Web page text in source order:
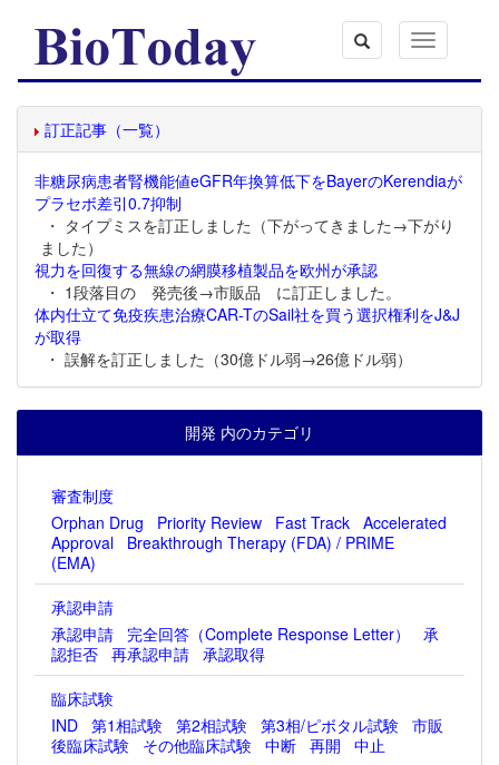
Toggle
navigation
訂正記事（一覧）
非糖尿病患者腎機能値eGFR年換算低下をBayerのKerendiaが
プラセボ差引0.7抑制
・ タイプミスを訂正しました（下がってきました→下がり
ました）
視力を回復する無線の網膜移植製品を欧州が承認
・ 1段落目の 発売後→市販品 に訂正しました。
体内仕立て免疫疾患治療CAR-TのSail社を買う選択権利をJ&J
が取得
・ 誤解を訂正しました（30億ドル弱→26億ドル弱）
開発 内のカテゴリ
審査制度
Orphan Drug
Priority Review Fast Track Accelerated
Approval
Breakthrough Therapy (FDA) / PRIME
(EMA)
承認申請
承認申請
完全回答（Complete Response Letter）
承
認拒否 再承認申請 承認取得
臨床試験
IND 第1相試験 第2相試験 第3相/ピボタル試験 市販
後臨床試験
その他臨床試験 中断 再開
中止